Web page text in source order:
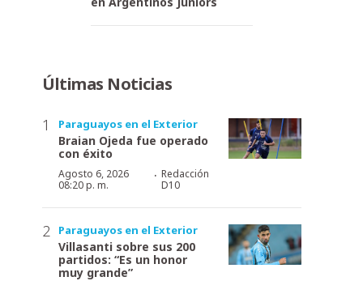
Últimas Noticias
Paraguayos en el Exterior
Braian Ojeda fue operado
con éxito
Agosto 6, 2026
08:20 p. m.
· Redacción
D10
Paraguayos en el Exterior
Villasanti sobre sus 200
partidos: “Es un honor
muy grande”